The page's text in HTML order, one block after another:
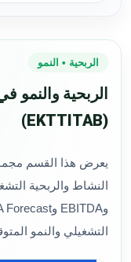
الربحية • النمو
الربحية والنمو
(EKTTITAB)
يعرض هذا القسم
النشاط والربحية
التشغيلي والنمو